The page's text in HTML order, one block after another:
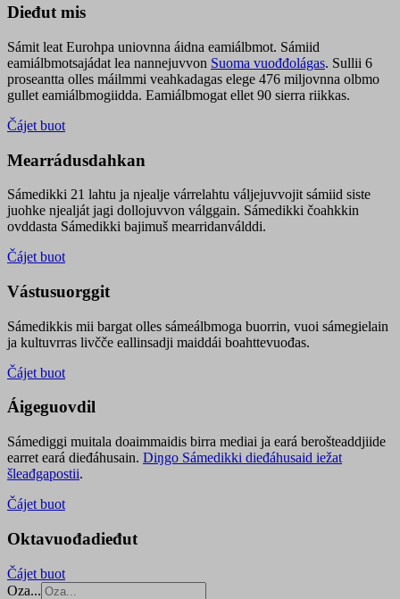
Dieđut mis
Sámit leat Eurohpa uniovnna áidna eamiálbmot. Sámiid
eamiálbmotsajádat lea nannejuvvon Suoma vuođđolágas. Sullii 6
proseantta olles máilmmi veahkadagas elege 476 miljovnna olbmo
gullet eamiálbmogiidda. Eamiálbmogat ellet 90 sierra riikkas.
Čájet buot
Mearrádusdahkan
Sámedikki 21 lahtu ja njealje várrelahtu váljejuvvojit sámiid siste
juohke njealját jagi dollojuvvon válggain. Sámedikki čoahkkin
ovddasta Sámedikki bajimuš mearridanválddi.
Čájet buot
Vástusuorggit
Sámedikkis mii bargat olles sámeálbmoga buorrin, vuoi sámegielain
ja kultuvrras livčče eallinsadji maiddái boahttevuođas.
Čájet buot
Áigeguovdil
Sámediggi muitala doaimmaidis birra mediai ja eará berošteaddjiide
earret eará dieđáhusain. Diŋgo Sámedikki dieđáhusaid iežat
šleađgapostii.
Čájet buot
Oktavuođadieđut
Čájet buot
Oza...